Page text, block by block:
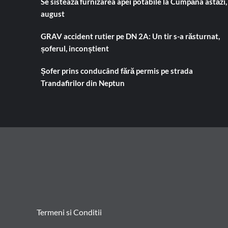
august
GRAV accident rutier pe DN 2A: Un tir s-a răsturnat,
șoferul, inconștient
Șofer prins conducând fără permis pe strada
Trandafirilor din Neptun
Termeni si Conditii